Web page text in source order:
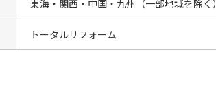
東海・関西・中国・九州（一部地域を除く）
トータルリフォーム